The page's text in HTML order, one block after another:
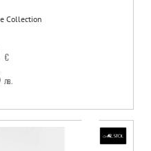
Collection
€
лв.